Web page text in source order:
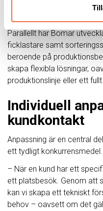
– De ger en högre
Parallellt har Bomar
ficklastare samt
beroende på
skapa flexibla lösningar,
produktionslinje eller ett
Individuell
kundkontakt
Anpassning är en central
ett tydligt konkurrensmedel.
– När en kund har ett
ett platsbesök. Genom att
kan vi skapa ett tekniskt
behov – oavsett om det